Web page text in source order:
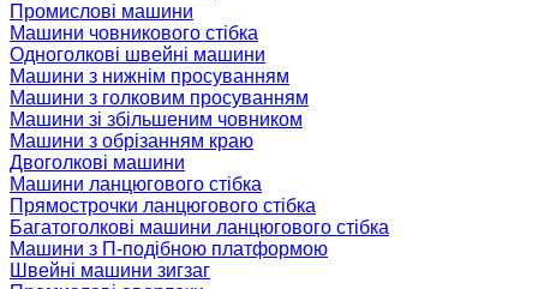
Промислові машини
Машини човникового стібка
Одноголкові швейні машини
Машини з нижнім просуванням
Машини з голковим просуванням
Машини зі збільшеним човником
Машини з обрізанням краю
Двоголкові машини
Машини ланцюгового стібка
Прямострочки ланцюгового стібка
Багатоголкові машини ланцюгового стібка
Машини з П-подібною платформою
Швейні машини зигзаг